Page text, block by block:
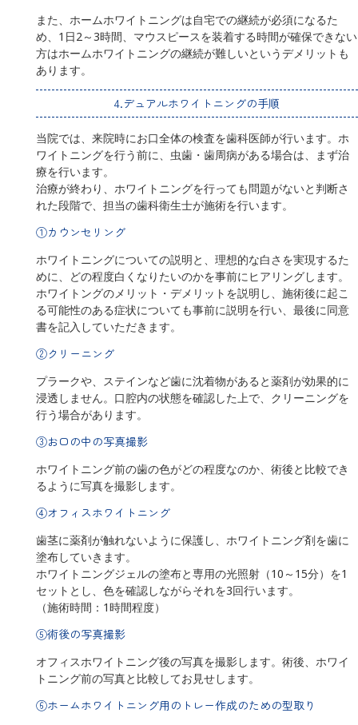
また、ホームホワイトニングは自宅での継続が必須になるた
め、1日2～3時間、マウスピースを装着する時間が確保できない
方はホームホワイトニングの継続が難しいというデメリットも
あります。
4.デュアルホワイトニングの手順
当院では、来院時にお口全体の検査を歯科医師が行います。ホ
ワイトニングを行う前に、虫歯・歯周病がある場合は、まず治
療を行います。
治療が終わり、ホワイトニングを行っても問題がないと判断さ
れた段階で、担当の歯科衛生士が施術を行います。
①カウンセリング
ホワイトニングについての説明と、理想的な白さを実現するた
めに、どの程度白くなりたいのかを事前にヒアリングします。
ホワイトングのメリット・デメリットを説明し、施術後に起こ
る可能性のある症状についても事前に説明を行い、最後に同意
書を記入していただきます。
②クリーニング
プラークや、ステインなど歯に沈着物があると薬剤が効果的に
浸透しません。口腔内の状態を確認した上で、クリーニングを
行う場合があります。
③お口の中の写真撮影
ホワイトニング前の歯の色がどの程度なのか、術後と比較でき
るように写真を撮影します。
④オフィスホワイトニング
歯茎に薬剤が触れないように保護し、ホワイトニング剤を歯に
塗布していきます。
ホワイトニングジェルの塗布と専用の光照射（10～15分）を1
セットとし、色を確認しながらそれを3回行います。
（施術時間：1時間程度）
⑤術後の写真撮影
オフィスホワイトニング後の写真を撮影します。術後、ホワイ
トニング前の写真と比較してお見せします。
⑥ホームホワイトニング用のトレー作成のための型取り